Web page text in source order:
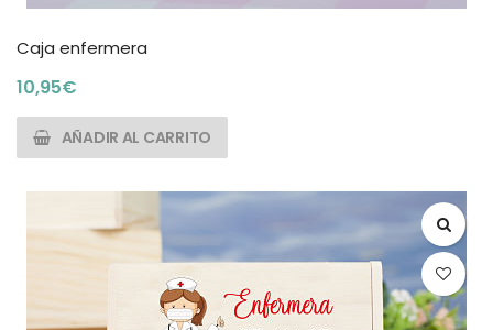
Caja enfermera
10,95€
AÑADIR AL CARRITO